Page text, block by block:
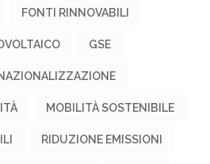
FONTI RINNOVABILI
GSE
MOBILITÀ SOSTENIBILE
RIDUZIONE EMISSIONI